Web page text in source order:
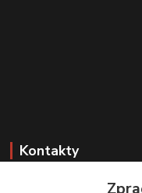
Kontakty
Zákaznická